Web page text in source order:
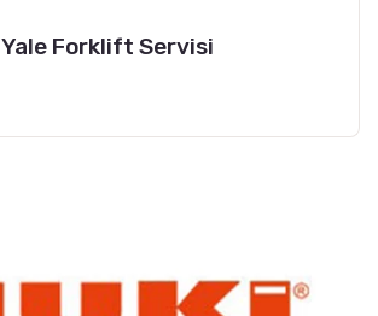
Yale Forklift Servisi